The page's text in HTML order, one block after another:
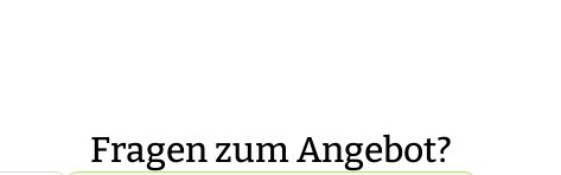
Fragen zum Angebot?